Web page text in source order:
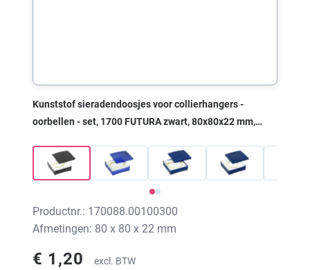
Kunststof sieradendoosjes voor collierhangers -
oorbellen - set, 1700 FUTURA zwart, 80x80x22 mm,
Productnr.: 170088.00100300
Afmetingen: 80 x 80 x 22 mm
€ 1,20 excl. BTW